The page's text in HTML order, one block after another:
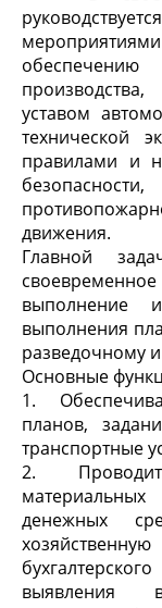
обеспечению
уставом
технической
правилами и
движения.
Главной
выполнение
выполнения
разведочному
Основные
1.
планов,
транспортные
2.
денежных
выявления